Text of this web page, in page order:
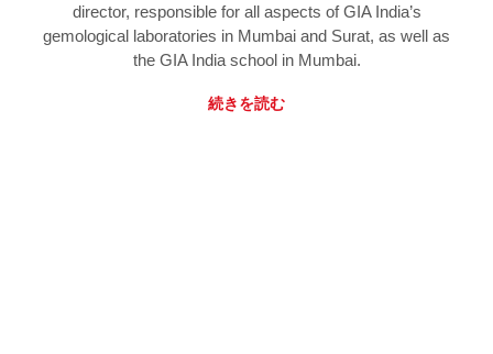
director, responsible for all aspects of GIA India’s
gemological laboratories in Mumbai and Surat, as well as
the GIA India school in Mumbai.
続きを読む